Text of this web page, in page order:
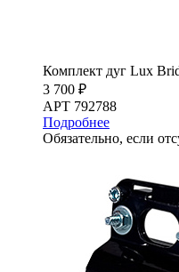
Комплект дуг Lux
3 700 ₽
АРТ 792788
Подробнее
Обязательно, если